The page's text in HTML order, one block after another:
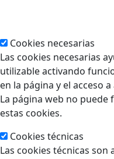
Cookies necesarias
Las cookies necesarias
utilizable activando
en la página y el acceso
La página web no
estas cookies.
Cookies técnicas
Las cookies técnicas son